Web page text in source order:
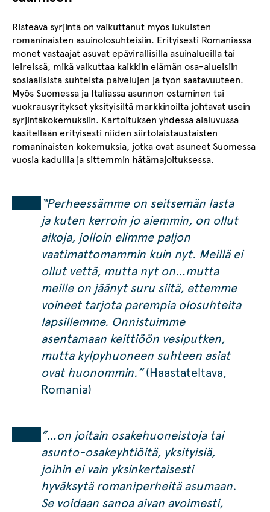
Risteävä syrjintä on vaikuttanut myös lukuisten
romaninaisten asuinolosuhteisiin. Erityisesti Romaniassa
monet vastaajat asuvat epävirallisilla asuinalueilla tai
leireissä, mikä vaikuttaa kaikkiin elämän osa-alueisiin
sosiaalisista suhteista palvelujen ja työn saatavuuteen.
Myös Suomessa ja Italiassa asunnon ostaminen tai
vuokrausyritykset yksityisiltä markkinoilta johtavat usein
syrjintäkokemuksiin. Kartoituksen yhdessä alaluvussa
käsitellään erityisesti niiden siirtolaistaustaisten
romaninaisten kokemuksia, jotka ovat asuneet Suomessa
vuosia kaduilla ja sittemmin hätämajoituksessa.
“Perheessämme on seitsemän lasta
ja kuten kerroin jo aiemmin, on ollut
aikoja, jolloin elimme paljon
vaatimattomammin kuin nyt. Meillä ei
ollut vettä, mutta nyt on…mutta
meille on jäänyt suru siitä, ettemme
voineet tarjota parempia olosuhteita
lapsillemme. Onnistuimme
asentamaan keittiöön vesiputken,
mutta kylpyhuoneen suhteen asiat
ovat huonommin.”(Haastateltava,
Romania)
”…on joitain osakehuoneistoja tai
asunto-osakeyhtiöitä, yksityisiä,
joihin ei vain yksinkertaisesti
hyväksytä romaniperheitä asumaan.
Se voidaan sanoa aivan avoimesti,